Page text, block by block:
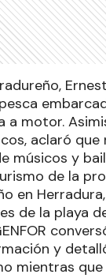
a motor.
aclaró que
músicos y
de la
en
de la playa
y
mientras